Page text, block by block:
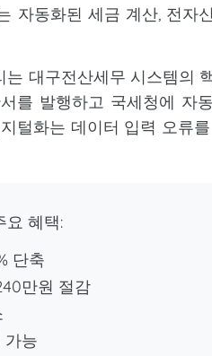
자동화된 세금 계산, 전자
대구전산세무 시스템의
를 발행하고 국세청에 자
털화는 데이터 입력 오류
요 혜택:
단축
만원 절감
가능